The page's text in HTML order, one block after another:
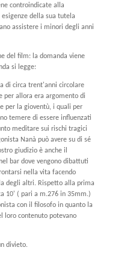
controindicate alla
della sua tutela
assistere i minori degli anni
del film: la domanda viene
si legge:
di circa trent'anni circolare
per allora era argomento di
per la gioventù, i quali per
temere di essere influenzati
meditare sui rischi tragici
Nanà può avere su di sé
giudizio è anche il
bar dove vengono dibattuti
nella vita facendo
degli altri. Rispetto alla prima
10' ( pari a m.276 in 35mm.)
con il filosofo in quanto la
loro contenuto potevano
divieto.